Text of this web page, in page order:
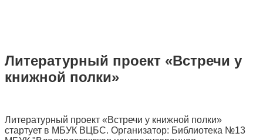
Литературный проект «Встречи у
книжной полки»
Литературный проект «Встречи у книжной полки»
стартует в МБУК ВЦБС. Организатор: Библиотека №13